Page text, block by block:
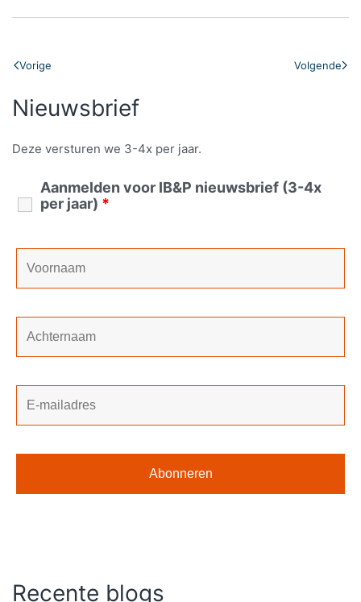
Vorige Volgende
Nieuwsbrief
Deze versturen we 3-4x per jaar.
Aanmelden voor IB&P nieuwsbrief (3-4x
per jaar) *
Recente blogs